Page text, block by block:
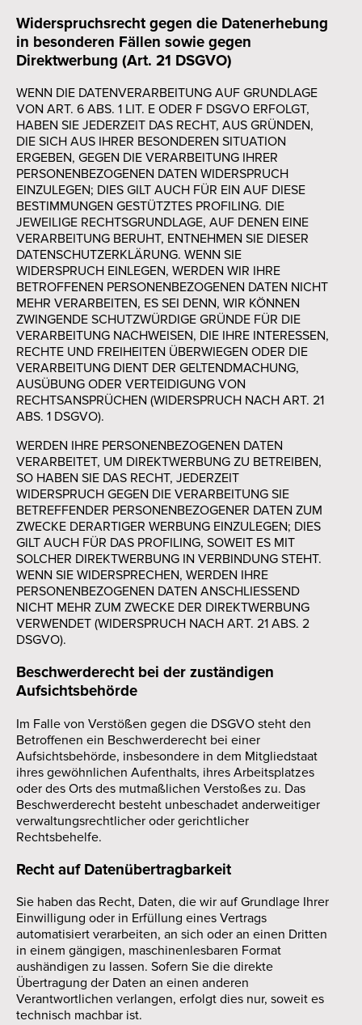
Widerspruchsrecht gegen die Datenerhebung
in besonderen Fällen sowie gegen
Direktwerbung (Art. 21 DSGVO)
WENN DIE DATENVERARBEITUNG AUF GRUNDLAGE
VON ART. 6 ABS. 1 LIT. E ODER F DSGVO ERFOLGT,
HABEN SIE JEDERZEIT DAS RECHT, AUS GRÜNDEN,
DIE SICH AUS IHRER BESONDEREN SITUATION
ERGEBEN, GEGEN DIE VERARBEITUNG IHRER
PERSONENBEZOGENEN DATEN WIDERSPRUCH
EINZULEGEN; DIES GILT AUCH FÜR EIN AUF DIESE
BESTIMMUNGEN GESTÜTZTES PROFILING. DIE
JEWEILIGE RECHTSGRUNDLAGE, AUF DENEN EINE
VERARBEITUNG BERUHT, ENTNEHMEN SIE DIESER
DATENSCHUTZERKLÄRUNG. WENN SIE
WIDERSPRUCH EINLEGEN, WERDEN WIR IHRE
BETROFFENEN PERSONENBEZOGENEN DATEN NICHT
MEHR VERARBEITEN, ES SEI DENN, WIR KÖNNEN
ZWINGENDE SCHUTZWÜRDIGE GRÜNDE FÜR DIE
VERARBEITUNG NACHWEISEN, DIE IHRE INTERESSEN,
RECHTE UND FREIHEITEN ÜBERWIEGEN ODER DIE
VERARBEITUNG DIENT DER GELTENDMACHUNG,
AUSÜBUNG ODER VERTEIDIGUNG VON
RECHTSANSPRÜCHEN (WIDERSPRUCH NACH ART. 21
ABS. 1 DSGVO).
WERDEN IHRE PERSONENBEZOGENEN DATEN
VERARBEITET, UM DIREKTWERBUNG ZU BETREIBEN,
SO HABEN SIE DAS RECHT, JEDERZEIT
WIDERSPRUCH GEGEN DIE VERARBEITUNG SIE
BETREFFENDER PERSONENBEZOGENER DATEN ZUM
ZWECKE DERARTIGER WERBUNG EINZULEGEN; DIES
GILT AUCH FÜR DAS PROFILING, SOWEIT ES MIT
SOLCHER DIREKTWERBUNG IN VERBINDUNG STEHT.
WENN SIE WIDERSPRECHEN, WERDEN IHRE
PERSONENBEZOGENEN DATEN ANSCHLIESSEND
NICHT MEHR ZUM ZWECKE DER DIREKTWERBUNG
VERWENDET (WIDERSPRUCH NACH ART. 21 ABS. 2
DSGVO).
Beschwerde­recht bei der zuständigen
Aufsichts­behörde
Im Falle von Verstößen gegen die DSGVO steht den
Betroffenen ein Beschwerderecht bei einer
Aufsichtsbehörde, insbesondere in dem Mitgliedstaat
ihres gewöhnlichen Aufenthalts, ihres Arbeitsplatzes
oder des Orts des mutmaßlichen Verstoßes zu. Das
Beschwerderecht besteht unbeschadet anderweitiger
verwaltungsrechtlicher oder gerichtlicher
Rechtsbehelfe.
Recht auf Daten­übertrag­barkeit
Sie haben das Recht, Daten, die wir auf Grundlage Ihrer
Einwilligung oder in Erfüllung eines Vertrags
automatisiert verarbeiten, an sich oder an einen Dritten
in einem gängigen, maschinenlesbaren Format
aushändigen zu lassen. Sofern Sie die direkte
Übertragung der Daten an einen anderen
Verantwortlichen verlangen, erfolgt dies nur, soweit es
technisch machbar ist.